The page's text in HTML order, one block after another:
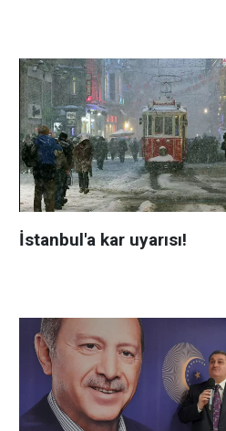
İstanbul'a kar uyarısı!